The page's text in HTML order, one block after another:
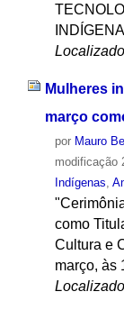
Mulheres
março
por Mauro
modificação
Indígenas,
como
Cultura e
março, às